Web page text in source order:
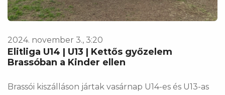
2024. november 3., 3:20
Elitliga U14 | U13 | Kettős győzelem
Brassóban a Kinder ellen
Brassói kiszálláson jártak vasárnap U14-es és U13-as